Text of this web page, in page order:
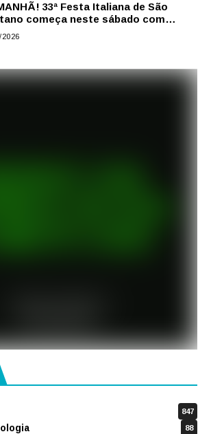
33ª Festa Italiana de São
começa neste sábado com
música e solidariedade
2026
847
88